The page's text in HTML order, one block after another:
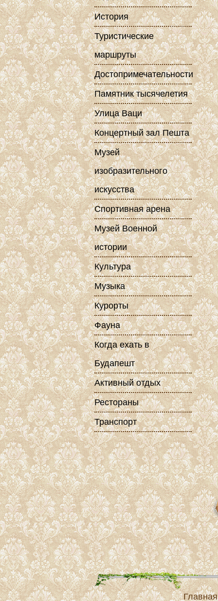
История
Туристические
маршруты
Достопримечательности
Памятник тысячелетия
Улица Ваци
Концертный зал Пешта
Музей
изобразительного
искусства
Спортивная арена
Музей Военной
истории
Культура
Музыка
Курорты
Фауна
Когда ехать в
Будапешт
Активный отдых
Рестораны
Транспорт
Главная